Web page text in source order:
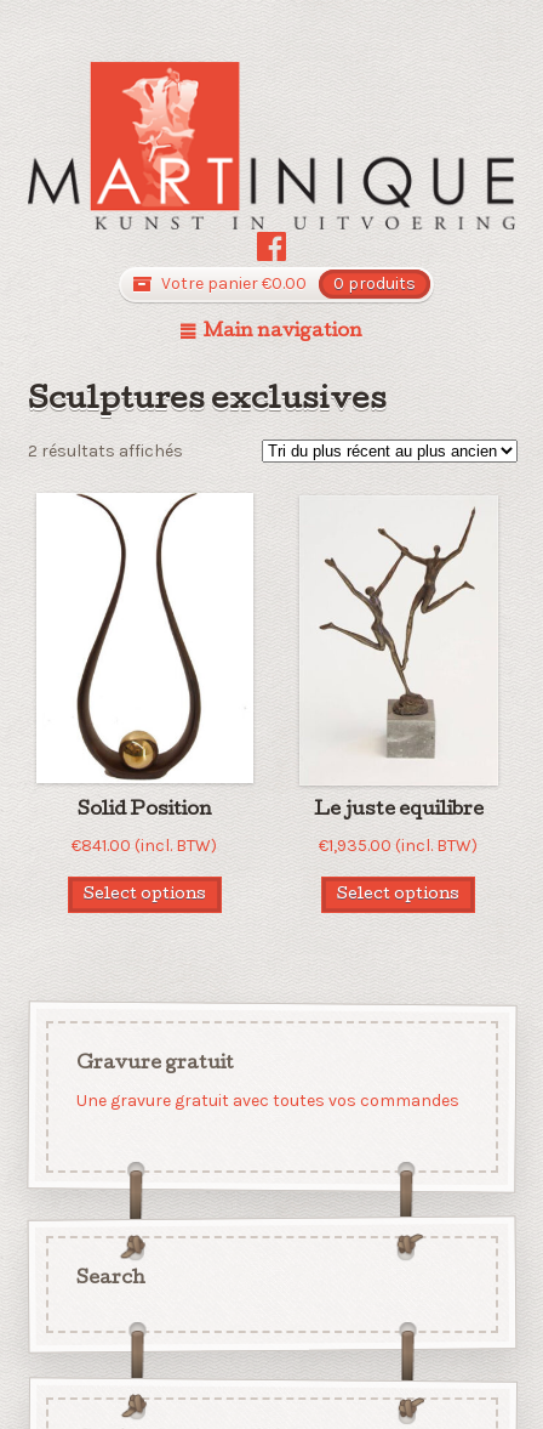
Votre panier€0.00 0 produits
Main navigation
Sculptures exclusives
2 résultats affichésTrié
plus
Solid Position
€841.00 (incl. BTW)
Select options
Le juste equilibre
€1,935.00 (incl. BTW)
Select options
Gravure gratuit
Une gravure gratuit avec toutes vos commandes
Search